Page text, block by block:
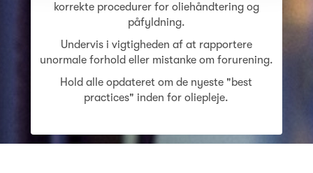
korrekte procedurer for oliehåndtering og
påfyldning.
Undervis i vigtigheden af at rapportere
unormale forhold eller mistanke om forurening.
Hold alle opdateret om de nyeste "best
practices" inden for oliepleje.